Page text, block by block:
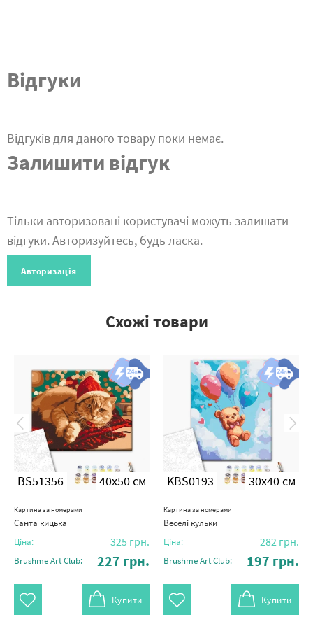
Відгуки
Відгуків для даного товару поки немає.
Залишити відгук
Тільки авторизовані користувачі можуть залишати
відгуки. Авторизуйтесь, будь ласка.
Авторизація
Схожі товари
BS51356 40x50 см
Картина за номерами
Санта кицька
Ціна: 325 грн.
Brushme Art Club: 227 грн.
Купити
KBS0193 30x40 см
Картина за номерами
Веселі кульки
Ціна: 282 грн.
Brushme Art Club: 197 грн.
Купити